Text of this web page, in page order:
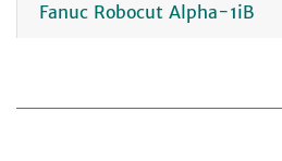
Fanuc Robocut Alpha-1iB